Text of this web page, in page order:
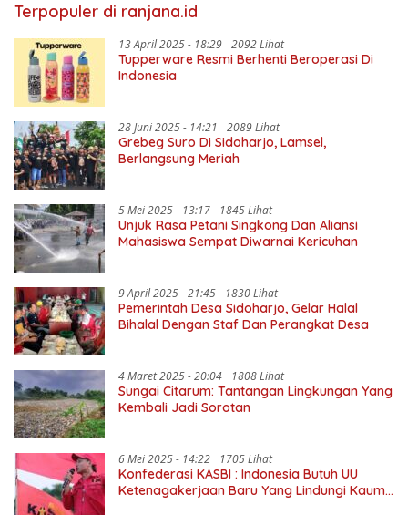
Terpopuler di ranjana.id
13 April 2025 - 18:29 2092 Lihat
Tupperware Resmi Berhenti Beroperasi Di
Indonesia
28 Juni 2025 - 14:21 2089 Lihat
Grebeg Suro Di Sidoharjo, Lamsel,
Berlangsung Meriah
5 Mei 2025 - 13:17 1845 Lihat
Unjuk Rasa Petani Singkong Dan Aliansi
Mahasiswa Sempat Diwarnai Kericuhan
9 April 2025 - 21:45 1830 Lihat
Pemerintah Desa Sidoharjo, Gelar Halal
Bihalal Dengan Staf Dan Perangkat Desa
4 Maret 2025 - 20:04 1808 Lihat
Sungai Citarum: Tantangan Lingkungan Yang
Kembali Jadi Sorotan
6 Mei 2025 - 14:22 1705 Lihat
Konfederasi KASBI : Indonesia Butuh UU
Ketenagakerjaan Baru Yang Lindungi Kaum